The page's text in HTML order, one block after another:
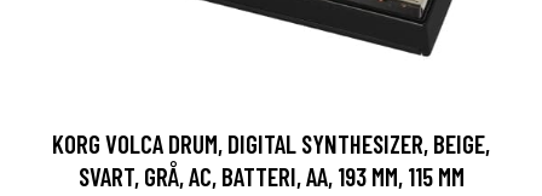
KORG VOLCA DRUM, DIGITAL SYNTHESIZER, BEIGE,
SVART, GRÅ, AC, BATTERI, AA, 193 MM, 115 MM